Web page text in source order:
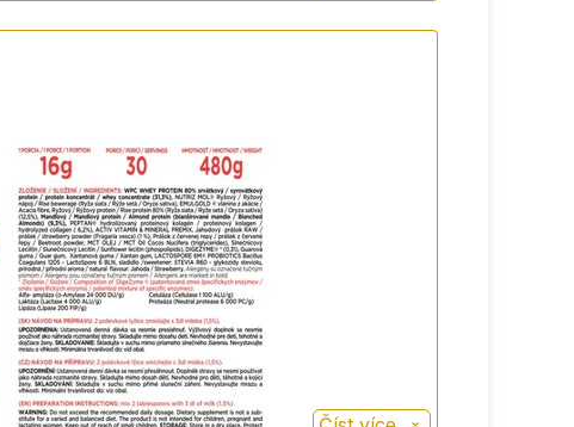
kdykoli během dne - po tréninku, k